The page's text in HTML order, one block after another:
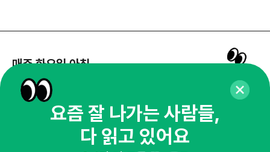
매주 화요일 아침,
마케팅 감각을 깨워 드릴게요!
65,043명의 마케터를 성장시키는 뉴스레터
뉴스레터 구독하기요즘 잘 나가는 사람들,
다 읽고 있어요